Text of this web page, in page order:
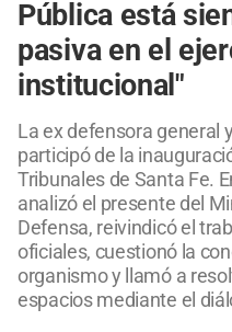
Pública está
pasiva en el
institucional"
La ex defensora general
participó de la
Tribunales de Santa Fe.
analizó el presente del
Defensa, reivindicó el
oficiales, cuestionó la
organismo y llamó a
espacios mediante el